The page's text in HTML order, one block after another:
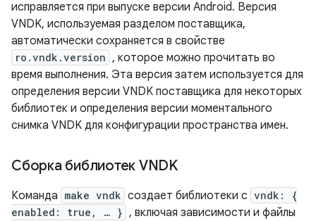
исправляется при выпуске версии Android. Версия
VNDK, используемая разделом поставщика,
автоматически сохраняется в свойстве
ro.vndk.version , которое можно прочитать во
время выполнения. Эта версия затем используется для
определения версии VNDK поставщика для некоторых
библиотек и определения версии моментального
снимка VNDK для конфигурации пространства имен.
Сборка библиотек VNDK
Команда make vndk создает библиотеки с vndk: {
enabled: true, … } , включая зависимости и файлы